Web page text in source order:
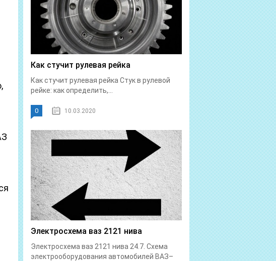
Как стучит рулевая рейка
Как стучит рулевая рейка Стук в рулевой
рейке: как определить,...
0 10.03.2020
Электросхема ваз 2121 нива
Электросхема ваз 2121 нива 24.7. Схема
электрооборудования автомобилей ВАЗ–